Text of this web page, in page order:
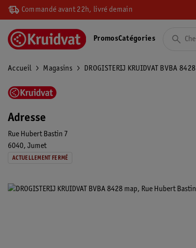
Commandé avant 22h, livré demain
PromosCatégories
Accueil Magasins DROGISTERIJ KRUIDVAT BVBA 8428
Adresse
Rue Hubert Bastin 7
6040 Jumet
ACTUELLEMENT FERMÉ